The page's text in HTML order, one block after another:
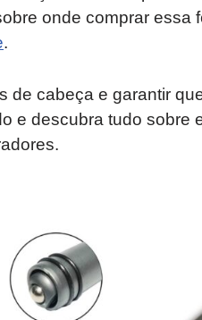
onde comprar essa
.
de cabeça e garantir
e descubra tudo sobre